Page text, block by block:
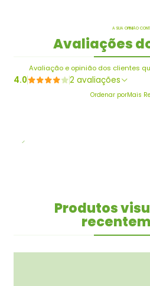
A SUA OPINIÃO
Avaliações
Avaliação e opinião dos clientes
4.0 2 avaliações
Ordenar porMais
Produtos